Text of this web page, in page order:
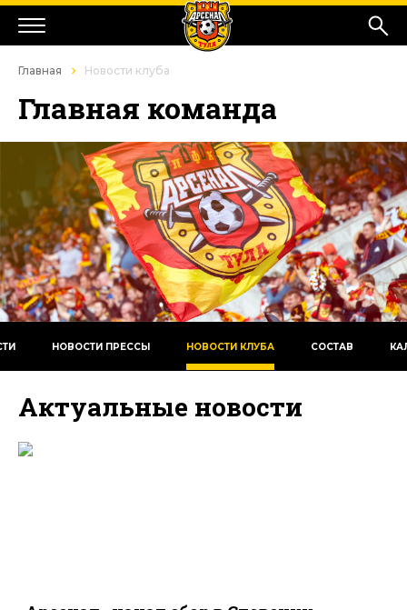
Главная Новости клуба
Главная команда
НОВОСТИ ПРЕССЫ НОВОСТИ КЛУБА СОСТАВ
Актуальные новости